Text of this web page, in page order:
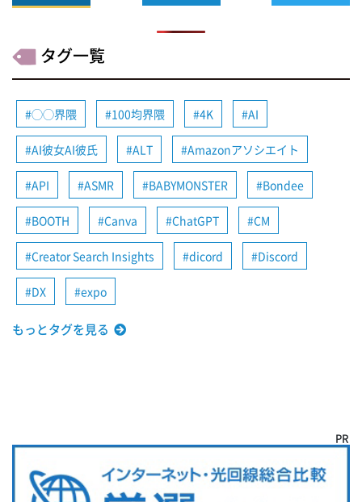
タグ一覧
◯◯界隈 100均界隈 4K AI
AI彼女AI彼氏 ALT Amazonアソシエイト
API ASMR BABYMONSTER Bondee
BOOTH Canva ChatGPT CM
Creator Search Insights dicord Discord
DX expo
もっとタグを見る
PR